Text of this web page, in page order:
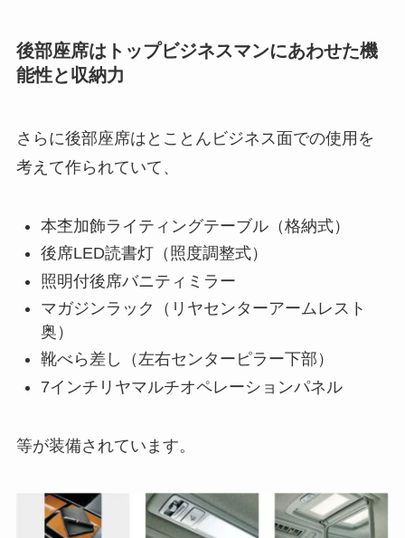
後部座席はトップビジネスマンにあわせた機
能性と収納力
さらに後部座席はとことんビジネス面での使用を
考えて作られていて、
本杢加飾ライティングテーブル（格納式）
後席LED読書灯（照度調整式）
照明付後席バニティミラー
マガジンラック（リヤセンターアームレスト
奥）
靴べら差し（左右センターピラー下部）
7インチリヤマルチオペレーションパネル
等が装備されています。